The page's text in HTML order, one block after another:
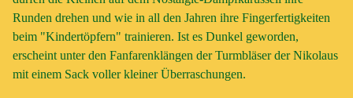
Runden drehen und wie in all den Jahren ihre Fingerfertigkeiten
beim "Kindertöpfern" trainieren. Ist es Dunkel geworden,
erscheint unter den Fanfarenklängen der Turmbläser der Nikolaus
mit einem Sack voller kleiner Überraschungen.